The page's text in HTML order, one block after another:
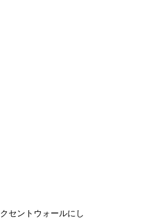
セントウォールにし